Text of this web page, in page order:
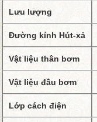
Lưu lượng
Đường kính Hút-xả
Vật liệu thân bơm
Vật liệu đầu bơm
Lớp cách điện